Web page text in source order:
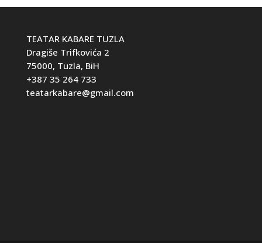
TEATAR KABARE TUZLA
Dragiše Trifkovića 2
75000, Tuzla, BiH
+387 35 264 733
teatarkabare@gmail.com